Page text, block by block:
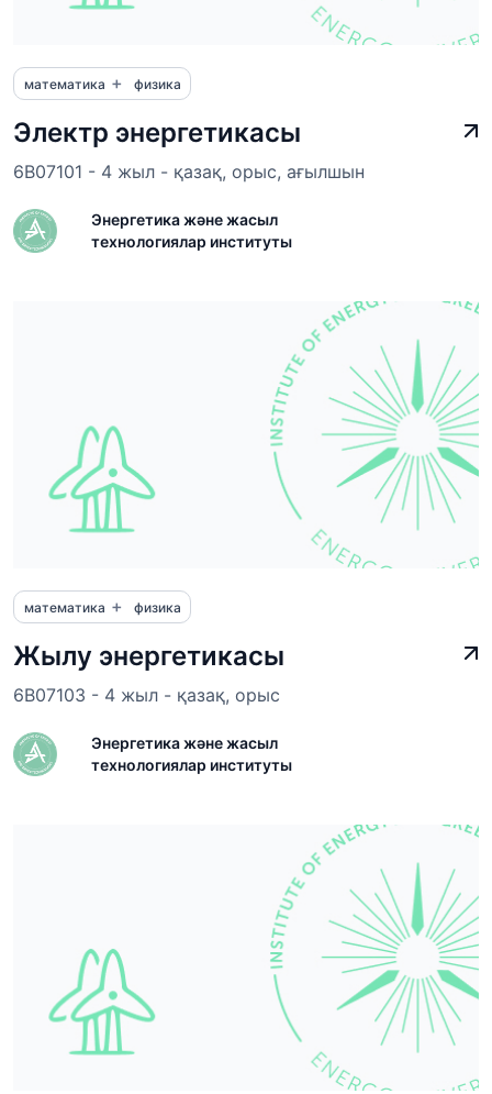
математика + физика
Электр энергетикасы
6B07101 - 4 жыл - қазақ, орыс, ағылшын
Энергетика және жасыл
технологиялар институты
математика + физика
Жылу энергетикасы
6B07103 - 4 жыл - қазақ, орыс
Энергетика және жасыл
технологиялар институты